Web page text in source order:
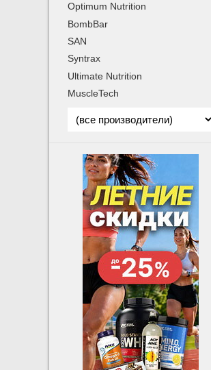
Optimum Nutrition
BombBar
SAN
Syntrax
Ultimate Nutrition
MuscleTech